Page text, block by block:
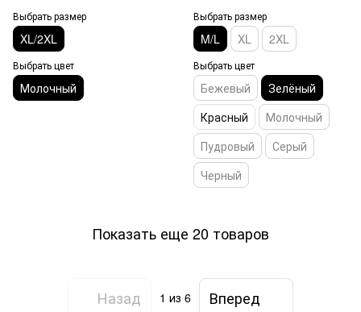
Выбрать размер
XL/2XL
Выбрать цвет
Молочный
Выбрать размер
M/L XL 2XL
Выбрать цвет
Бежевый
Зелёный
Красный
Молочный
Пудровый
Серый
Черный
Показать еще 20 товаров
Назад 1 из 6 Вперед